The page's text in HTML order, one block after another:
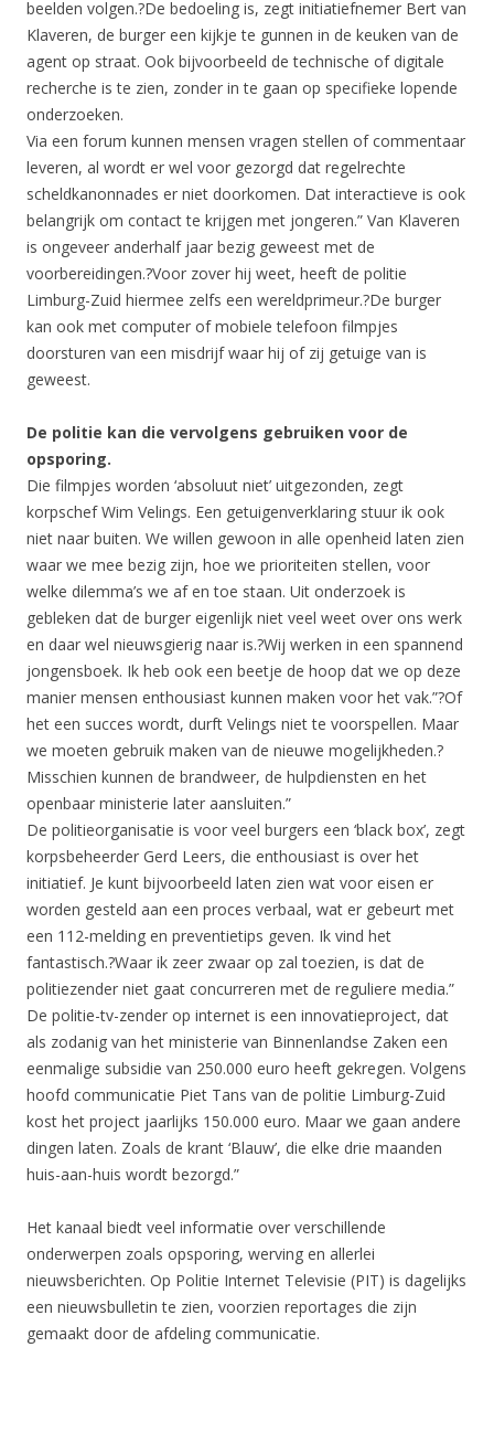
beelden volgen.?De bedoeling is, zegt initiatiefnemer Bert van
Klaveren, de burger een kijkje te gunnen in de keuken van de
agent op straat. Ook bijvoorbeeld de technische of digitale
recherche is te zien, zonder in te gaan op specifieke lopende
onderzoeken.
Via een forum kunnen mensen vragen stellen of commentaar
leveren, al wordt er wel voor gezorgd dat regelrechte
scheldkanonnades er niet doorkomen. Dat interactieve is ook
belangrijk om contact te krijgen met jongeren.” Van Klaveren
is ongeveer anderhalf jaar bezig geweest met de
voorbereidingen.?Voor zover hij weet, heeft de politie
Limburg-Zuid hiermee zelfs een wereldprimeur.?De burger
kan ook met computer of mobiele telefoon filmpjes
doorsturen van een misdrijf waar hij of zij getuige van is
geweest.
De politie kan die vervolgens gebruiken voor de
opsporing.
Die filmpjes worden ‘absoluut niet’ uitgezonden, zegt
korpschef Wim Velings. Een getuigenverklaring stuur ik ook
niet naar buiten. We willen gewoon in alle openheid laten zien
waar we mee bezig zijn, hoe we prioriteiten stellen, voor
welke dilemma’s we af en toe staan. Uit onderzoek is
gebleken dat de burger eigenlijk niet veel weet over ons werk
en daar wel nieuwsgierig naar is.?Wij werken in een spannend
jongensboek. Ik heb ook een beetje de hoop dat we op deze
manier mensen enthousiast kunnen maken voor het vak.”?Of
het een succes wordt, durft Velings niet te voorspellen. Maar
we moeten gebruik maken van de nieuwe mogelijkheden.?
Misschien kunnen de brandweer, de hulpdiensten en het
openbaar ministerie later aansluiten.”
De politieorganisatie is voor veel burgers een ‘black box’, zegt
korpsbeheerder Gerd Leers, die enthousiast is over het
initiatief. Je kunt bijvoorbeeld laten zien wat voor eisen er
worden gesteld aan een proces verbaal, wat er gebeurt met
een 112-melding en preventietips geven. Ik vind het
fantastisch.?Waar ik zeer zwaar op zal toezien, is dat de
politiezender niet gaat concurreren met de reguliere media.”
De politie-tv-zender op internet is een innovatieproject, dat
als zodanig van het ministerie van Binnenlandse Zaken een
eenmalige subsidie van 250.000 euro heeft gekregen. Volgens
hoofd communicatie Piet Tans van de politie Limburg-Zuid
kost het project jaarlijks 150.000 euro. Maar we gaan andere
dingen laten. Zoals de krant ‘Blauw’, die elke drie maanden
huis-aan-huis wordt bezorgd.”
Het kanaal biedt veel informatie over verschillende
onderwerpen zoals opsporing, werving en allerlei
nieuwsberichten. Op Politie Internet Televisie (PIT) is dagelijks
een nieuwsbulletin te zien, voorzien reportages die zijn
gemaakt door de afdeling communicatie.